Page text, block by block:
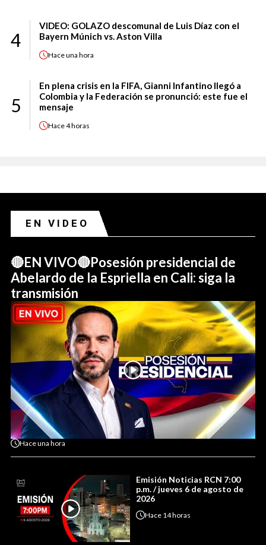
4
VIDEO: GOLAZO descomunal de Luis Díaz con el
Bayern Múnich vs. Aston Villa
Haceuna hora
5
En plena crisis en la FIFA, Gianni Infantino llegó a
Colombia y la Federación se pronunció: este fue el
mensaje
Hace4 horas
EN VIDEO
🔴EN VIVO🔴Posesión presidencial de
Abelardo de la Espriella en Cali: siga la
transmisión
Haceuna hora
Emisión Noticias RCN 7:00
p.m. / jueves 6 de agosto de
2026
Hace 14 horas